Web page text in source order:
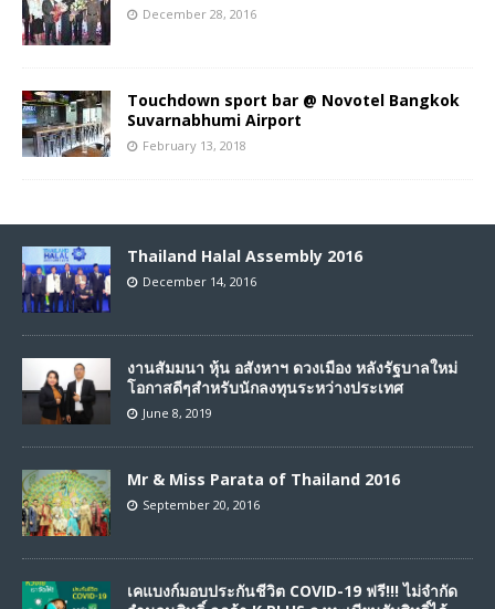
December 28, 2016
Touchdown sport bar @ Novotel Bangkok
Suvarnabhumi Airport
February 13, 2018
Thailand Halal Assembly 2016
December 14, 2016
งานสัมมนา หุ้น อสังหาฯ ดวงเมือง หลังรัฐบาลใหม่
โอกาสดีๆสำหรับนักลงทุนระหว่างประเทศ
June 8, 2019
Mr & Miss Parata of Thailand 2016
September 20, 2016
เคแบงก์มอบประกันชีวิต COVID-19 ฟรี!!! ไม่จำกัด